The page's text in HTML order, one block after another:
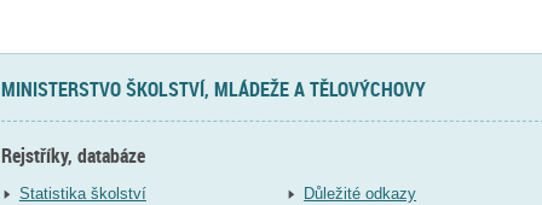
MINISTERSTVO ŠKOLSTVÍ, MLÁDEŽE A TĚLOVÝCHOVY
Rejstříky, databáze
Statistika školství
Důležité odkazy